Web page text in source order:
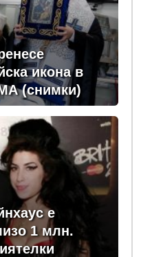
икона в
(снимки)
е
1 млн.